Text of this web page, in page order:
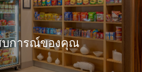
บการณ์ของคุณ